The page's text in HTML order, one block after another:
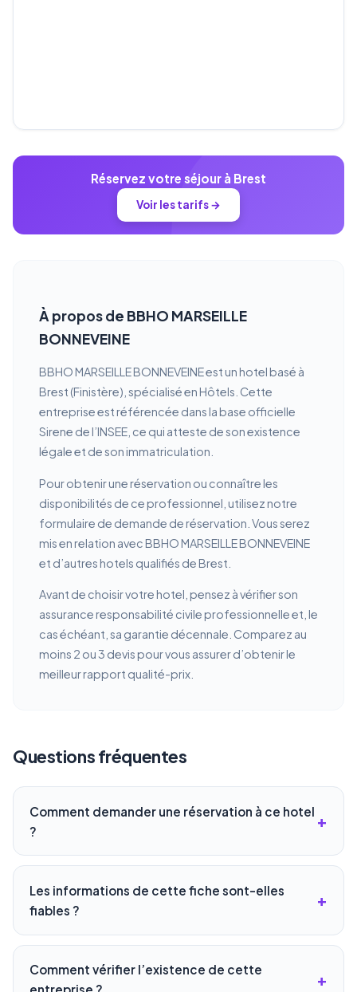
Réservez votre séjour à Brest
Voir les tarifs →
À propos de BBHO MARSEILLE
BONNEVEINE
BBHO MARSEILLE BONNEVEINE est un hotel basé à
Brest (Finistère), spécialisé en Hôtels. Cette
entreprise est référencée dans la base officielle
Sirene de l’INSEE, ce qui atteste de son existence
légale et de son immatriculation.
Pour obtenir une réservation ou connaître les
disponibilités de ce professionnel, utilisez notre
formulaire de demande de réservation. Vous serez
mis en relation avec BBHO MARSEILLE BONNEVEINE
et d’autres hotels qualifiés de Brest.
Avant de choisir votre hotel, pensez à vérifier son
assurance responsabilité civile professionnelle et, le
cas échéant, sa garantie décennale. Comparez au
moins 2 ou 3 devis pour vous assurer d’obtenir le
meilleur rapport qualité-prix.
Questions fréquentes
Comment demander une réservation à ce hotel
?
Les informations de cette fiche sont-elles
fiables ?
Comment vérifier l’existence de cette